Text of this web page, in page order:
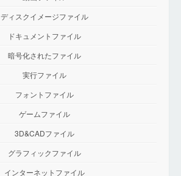
ディスクイメージファイル
ドキュメントファイル
暗号化されたファイル
実行ファイル
フォントファイル
ゲームファイル
3D&CADファイル
グラフィックファイル
インターネットファイル